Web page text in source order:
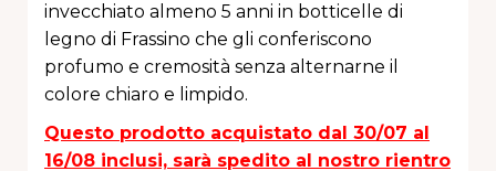
invecchiato almeno 5 anni in botticelle di
legno di Frassino che gli conferiscono
profumo e cremosità senza alternarne il
colore chiaro e limpido.
Questo prodotto acquistato dal 30/07 al
16/08 inclusi, sarà spedito al nostro rientro